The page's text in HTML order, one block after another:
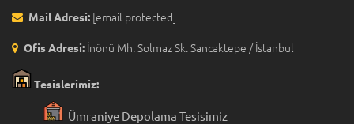
Mail Adresi: [email protected]
Ofis Adresi: İnönü Mh. Solmaz Sk. Sancaktepe / İstanbul
Tesislerimiz:
Ümraniye Depolama Tesisimiz